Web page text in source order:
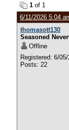
1 of 1
6/11/2026 5:04
thomasott130
Seasoned
Offline
Registered: 6/
Posts: 22